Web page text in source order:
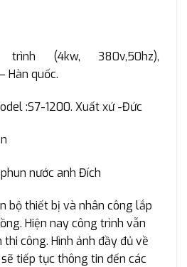
(4kw, 380v,50hz),
Hàn quốc.
:S7-1200. Xuất xứ -Đức
bộ thiết bị và nhân công lắp
Hiện nay công trình vẫn
công. Hình ảnh đầy đủ về
tiếp tục thông tin đến các